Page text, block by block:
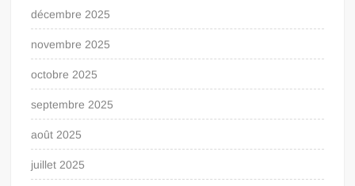
décembre 2025
novembre 2025
octobre 2025
septembre 2025
août 2025
juillet 2025